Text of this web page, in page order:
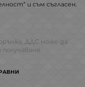
“ и съм съгласен.
ДДС може да